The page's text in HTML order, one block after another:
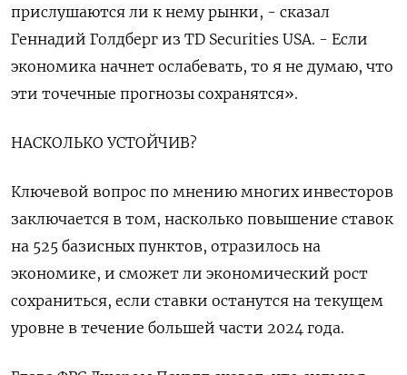
прислушаются ли к нему рынки, - сказал
Геннадий Голдберг из TD Securities USA. - Если
экономика начнет ослабевать, то я не думаю, что
эти точечные прогнозы сохранятся».
НАСКОЛЬКО УСТОЙЧИВ?
Ключевой вопрос по мнению многих инвесторов
заключается в том, насколько повышение ставок
на 525 базисных пунктов, отразилось на
экономике, и сможет ли экономический рост
сохраниться, если ставки останутся на текущем
уровне в течение большей части 2024 года.